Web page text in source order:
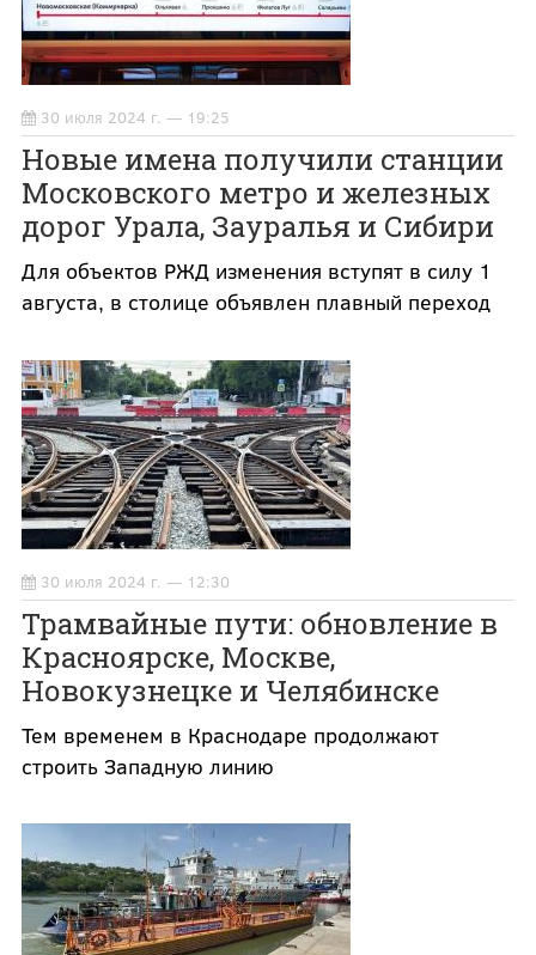
30 июля 2024 г. — 19:25
Новые имена получили станции
Московского метро и железных
дорог Урала, Зауралья и Сибири
Для объектов РЖД изменения вступят в силу 1
августа, в столице объявлен плавный переход
30 июля 2024 г. — 12:30
Трамвайные пути: обновление в
Красноярске, Москве,
Новокузнецке и Челябинске
Тем временем в Краснодаре продолжают
строить Западную линию